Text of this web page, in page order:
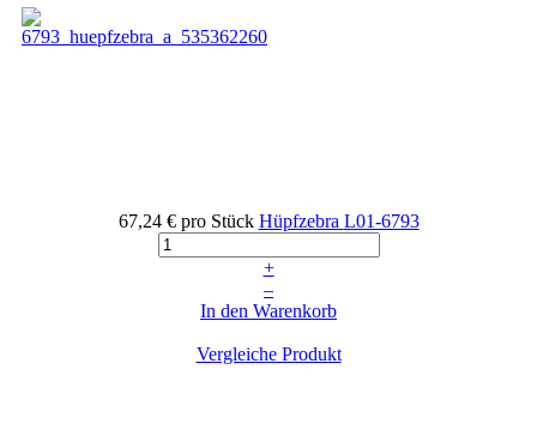
67,24 € pro Stück Hüpfzebra L01-6793
+
–
In den Warenkorb
Vergleiche Produkt